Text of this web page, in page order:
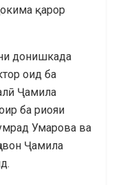
қарор
донишкада
оид ба
Ҷамила
ба риояи
Умарова ва
Ҷамила